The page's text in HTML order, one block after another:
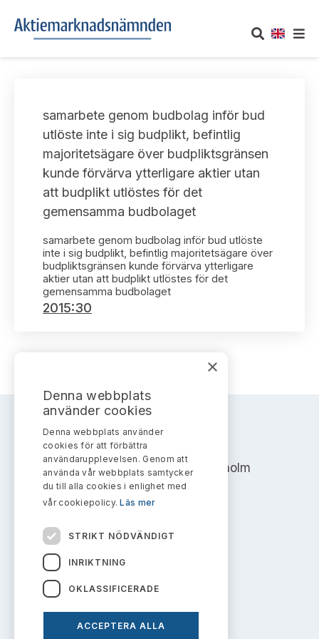
Om oss
Vårt uppdrag
Informationsgivning
Stadgar
Arbetsordning
Verksamhetsberättelser
Publikationer och anföranden
UTTALANDEN
Om nämndens uttalanden
Framställningar och konsultation
Uttalanden sorterade efter publiceringsdatum
Samtliga uttalanden sorterade årsvis
Uttalanden sorterade ämnesvis
Prenumerera
TAKEOVER-REGLER
Takeover-regler för reglerade marknader och vissa
handelsplattformar
AKTUELLT
Nyheter och pressmeddelanden
Prenumerera
KONTAKT
Kontakt angående ansökningar och uttalanden
samarbete genom budbolag inför bud
utlöste inte i sig budplikt, befintlig
majoritetsägare över budpliktsgränsen
kunde förvärva ytterligare aktier utan
att budplikt utlöstes för det
gemensamma budbolaget
samarbete genom budbolag inför bud utlöste
inte i sig budplikt, befintlig majoritetsägare över
budpliktsgränsen kunde förvärva ytterligare
aktier utan att budplikt utlöstes för det
gemensamma budbolaget
2015:30
AKTIEMARKNADSNÄMNDEN
Address: Box 7354, 103 90 Stockholm
info@aktiemarknadsnamnden.se
Om innehållet
Om webbplatsen
×
Denna webbplats
använder cookies
Denna webbplats använder
cookies för att förbättra
användarupplevelsen. Genom att
använda vår webbplats samtycker
du till alla cookies i enlighet med
vår cookiepolicy.Läs mer
STRIKT NÖDVÄNDIGT
INRIKTNING
OKLASSIFICERADE
ACCEPTERA ALLA